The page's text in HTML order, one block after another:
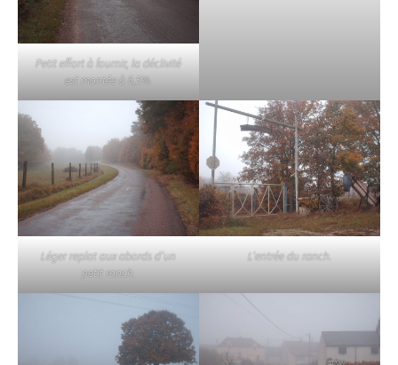
Petit effort à fournir, la déclivité
est montée à 6,5%.
Léger replat aux abords d’un
petit ranch.
L’entrée du ranch.